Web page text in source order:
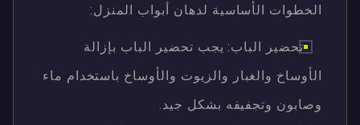
الخطوات الأساسية لدهان أبواب المنزل:
تحضير الباب: يجب تحضير الباب بإزالة
الأوساخ والغبار والزيوت والأوساخ باستخدام ماء
وصابون وتجفيفه بشكل جيد.